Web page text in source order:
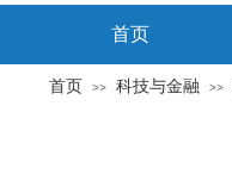
首页
首页 >> 科技与金融 >>